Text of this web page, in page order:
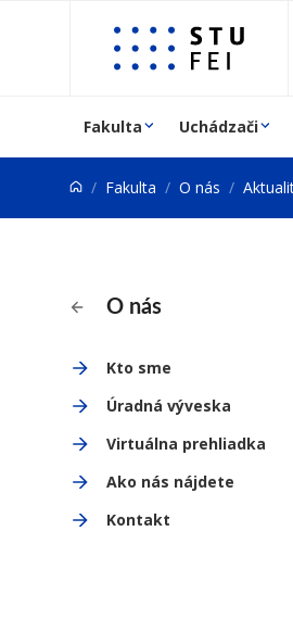
Prejsť na obsah
Fakulta Uchádzači
Fakulta O nás
O nás
Kto sme
Úradná výveska
Virtuálna prehliadka
Ako nás nájdete
Kontakt